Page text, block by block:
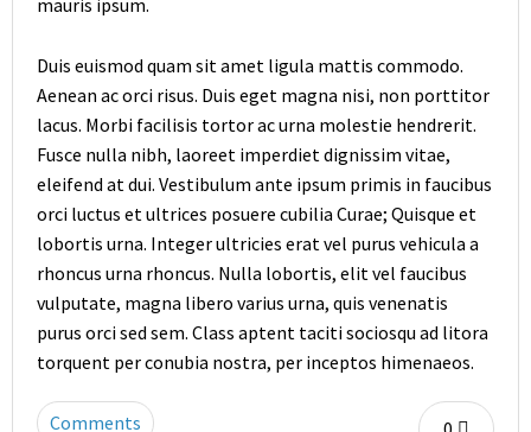
mauris ipsum.
Duis euismod quam sit amet ligula mattis commodo.
Aenean ac orci risus. Duis eget magna nisi, non porttitor
lacus. Morbi facilisis tortor ac urna molestie hendrerit.
Fusce nulla nibh, laoreet imperdiet dignissim vitae,
eleifend at dui. Vestibulum ante ipsum primis in faucibus
orci luctus et ultrices posuere cubilia Curae; Quisque et
lobortis urna. Integer ultricies erat vel purus vehicula a
rhoncus urna rhoncus. Nulla lobortis, elit vel faucibus
vulputate, magna libero varius urna, quis venenatis
purus orci sed sem. Class aptent taciti sociosqu ad litora
torquent per conubia nostra, per inceptos himenaeos.
Comments